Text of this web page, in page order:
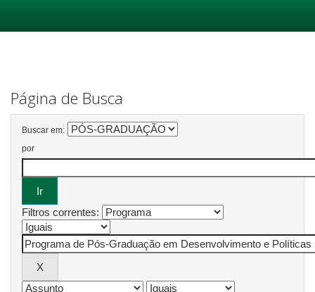
Página de Busca
Buscar em:
por
Filtros correntes: